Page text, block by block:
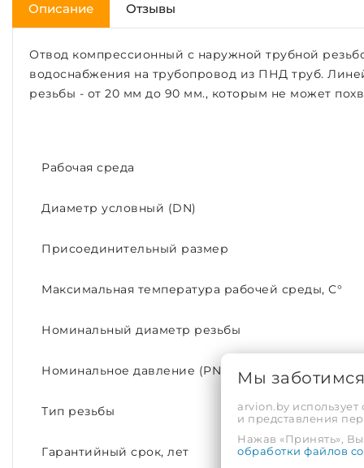
Описание Отзывы
Отвод компрессионный с наружной трубной
водоснабжения на трубопровод из ПНД труб.
резьбы - от 20 мм до 90 мм., которым не может
Рабочая среда
Диаметр условный (DN)
Присоединительный размер
Максимальная температура рабочей среды, С°
Номинальный диаметр резьбы
Номинальное давление (PN)
Тип резьбы
Гарантийный срок, лет
Мы
arvion.by
и представления
Нажав «Принять», Вы
обработки файлов